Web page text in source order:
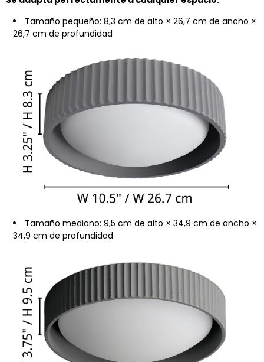
Tamaño pequeño: 8,3 cm de alto × 26,7 cm de ancho ×
26,7 cm de profundidad
Tamaño mediano: 9,5 cm de alto × 34,9 cm de ancho ×
34,9 cm de profundidad